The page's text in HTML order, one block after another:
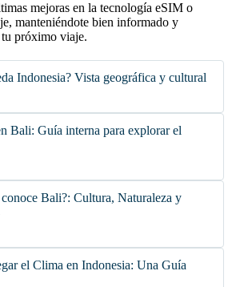
mejoras en la tecnología eSIM o
manteniéndote bien informado y
próximo viaje.
Indonesia? Vista geográfica y cultural
Bali: Guía interna para explorar el
conoce Bali?: Cultura, Naturaleza y
el Clima en Indonesia: Una Guía